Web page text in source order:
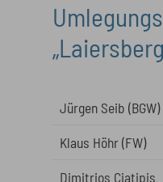
Jürgen Seib (BGW)
Klaus Höhr (FW)
Dimitrios Ciatipis